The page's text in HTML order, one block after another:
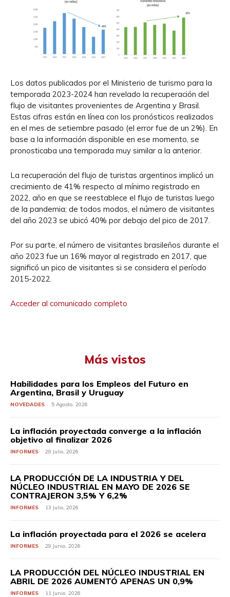
Los datos publicados por el Ministerio de turismo para la
temporada 2023-2024 han revelado la recuperación del
flujo de visitantes provenientes de Argentina y Brasil.
Estas cifras están en línea con los pronósticos realizados
en el mes de setiembre pasado (el error fue de un 2%). En
base a la información disponible en ese momento, se
pronosticaba una temporada muy similar a la anterior.
La recuperación del flujo de turistas argentinos implicó un
crecimiento de 41% respecto al mínimo registrado en
2022, año en que se reestablece el flujo de turistas luego
de la pandemia; de todos modos, el número de visitantes
del año 2023 se ubicó 40% por debajo del pico de 2017.
Por su parte, el número de visitantes brasileños durante el
año 2023 fue un 16% mayor al registrado en 2017, que
significó un pico de visitantes si se considera el período
2015-2022.
Acceder al comunicado completo
Más vistos
Habilidades para los Empleos del Futuro en
Argentina, Brasil y Uruguay
NOVEDADES 5 Agosto, 2026
La inflación proyectada converge a la inflación
objetivo al finalizar 2026
INFORMES 28 Julio, 2026
LA PRODUCCIÓN DE LA INDUSTRIA Y DEL
NÚCLEO INDUSTRIAL EN MAYO DE 2026 SE
CONTRAJERON 3,5% Y 6,2%
INFORMES 13 Julio, 2026
La inflación proyectada para el 2026 se acelera
INFORMES 29 Junio, 2026
LA PRODUCCIÓN DEL NÚCLEO INDUSTRIAL EN
ABRIL DE 2026 AUMENTÓ APENAS UN 0,9%
INFORMES 11 Junio, 2026